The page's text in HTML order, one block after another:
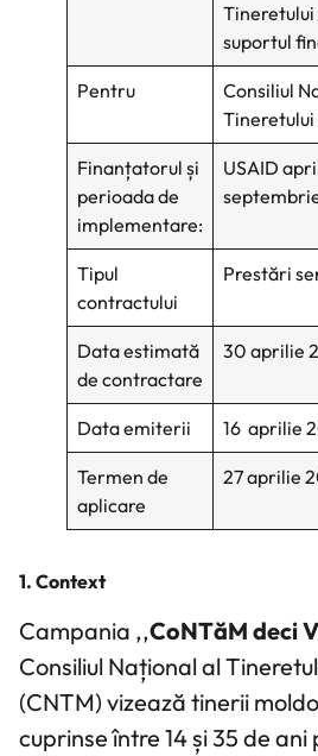
Tineretului
suportul
Pentru
Consiliul
Tineretului
Finanțatorul și
perioada de
implementare:
USAID
Tipul
contractului
Prestări
Data estimată
de contractare
30 aprilie
Data emiterii 16 aprilie
Termen de
aplicare
27 aprilie
1. Context
Campania ,,CoNTăM deci
Consiliul Național al
(CNTM) vizează tinerii
cuprinse între 14 și 35 de ani